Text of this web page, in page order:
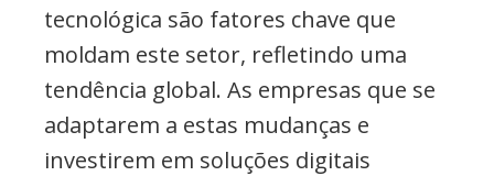
tecnológica são fatores chave que
moldam este setor, refletindo uma
tendência global. As empresas que se
adaptarem a estas mudanças e
investirem em soluções digitais